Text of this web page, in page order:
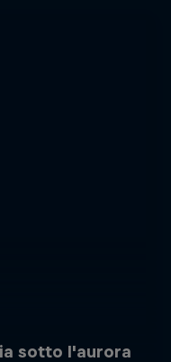
sotto l'aurora